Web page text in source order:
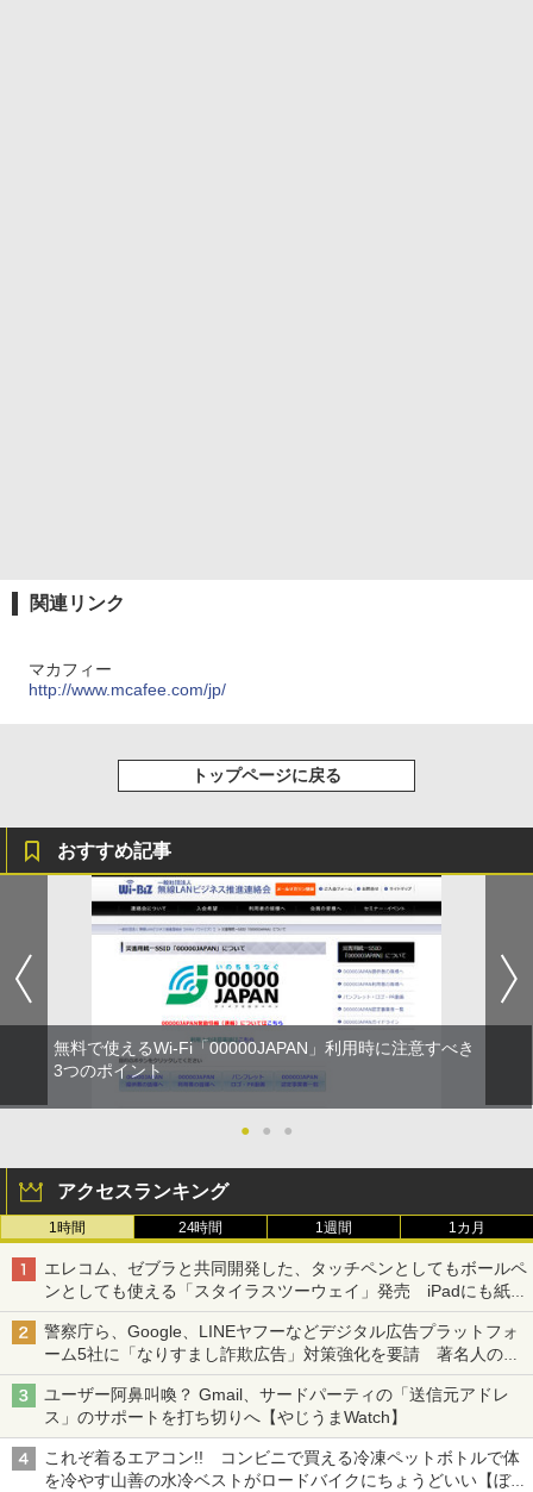
関連リンク
マカフィー
http://www.mcafee.com/jp/
トップページに戻る
おすすめ記事
無料で使えるWi-Fi「00000JAPAN」利用時に注意すべき
3つのポイント
● ● ●
アクセスランキング
1時間 24時間 1週間 1カ月
エレコム、ゼブラと共同開発した、タッチペンとしてもボールペ
ンとしても使える「スタイラスツーウェイ」発売 iPadにも紙に
も、持ち替えずに書き込める
警察庁ら、Google、LINEヤフーなどデジタル広告プラットフォ
ーム5社に「なりすまし詐欺広告」対策強化を要請 著名人の写
真や映像を使った投資詐欺などへの対策として
ユーザー阿鼻叫喚？ Gmail、サードパーティの「送信元アドレ
ス」のサポートを打ち切りへ【やじうまWatch】
これぞ着るエアコン!! コンビニで買える冷凍ペットボトルで体
を冷やす山善の水冷ベストがロードバイクにちょうどいい【ぼっ